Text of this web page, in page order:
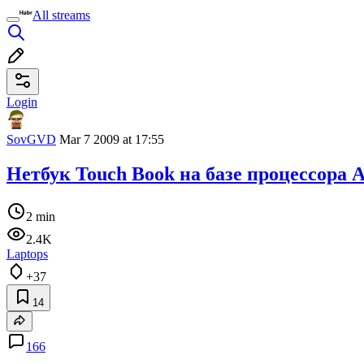
All streams
Login
SovGVD Mar 7 2009 at 17:55
Нетбук Touch Book на базе процессора
2 min
2.4K
Laptops
+37
14
166